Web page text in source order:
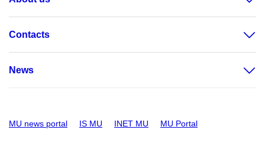
Contacts
News
MU news portal IS MU INET MU MU Portal